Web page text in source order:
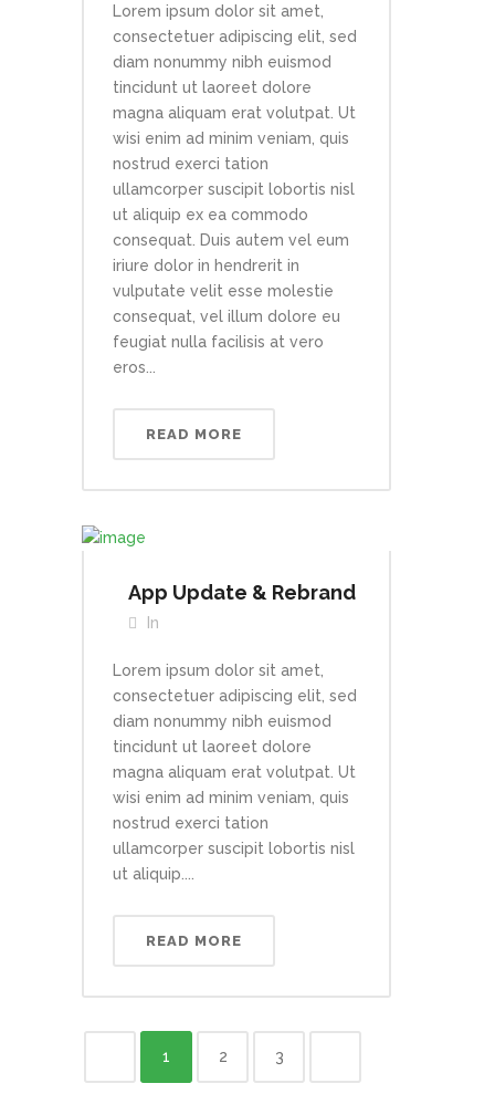
Lorem ipsum dolor sit amet,
consectetuer adipiscing elit, sed
diam nonummy nibh euismod
tincidunt ut laoreet dolore
magna aliquam erat volutpat. Ut
wisi enim ad minim veniam, quis
nostrud exerci tation
ullamcorper suscipit lobortis nisl
ut aliquip ex ea commodo
consequat. Duis autem vel eum
iriure dolor in hendrerit in
vulputate velit esse molestie
consequat, vel illum dolore eu
feugiat nulla facilisis at vero
eros...
READ MORE
App Update & Rebrand
In
Lorem ipsum dolor sit amet,
consectetuer adipiscing elit, sed
diam nonummy nibh euismod
tincidunt ut laoreet dolore
magna aliquam erat volutpat. Ut
wisi enim ad minim veniam, quis
nostrud exerci tation
ullamcorper suscipit lobortis nisl
ut aliquip....
READ MORE
1 2 3